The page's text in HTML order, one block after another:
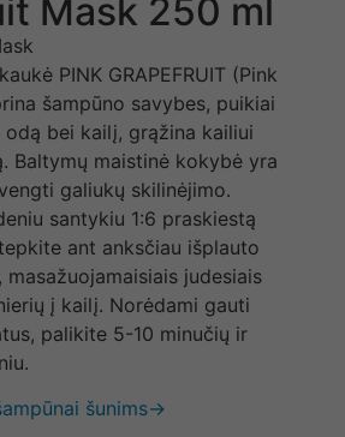
Mask 250 ml
PINK GRAPEFRUIT (Pink
šampūno savybes, puikiai
bei kailį, grąžina kailiui
Baltymų maistinė kokybė yra
galiukų skilinėjimo.
santykiu 1:6 praskiestą
ant anksčiau išplauto
masažuojamaisiais judesiais
į kailį. Norėdami gauti
palikite 5-10 minučių ir
šunims→